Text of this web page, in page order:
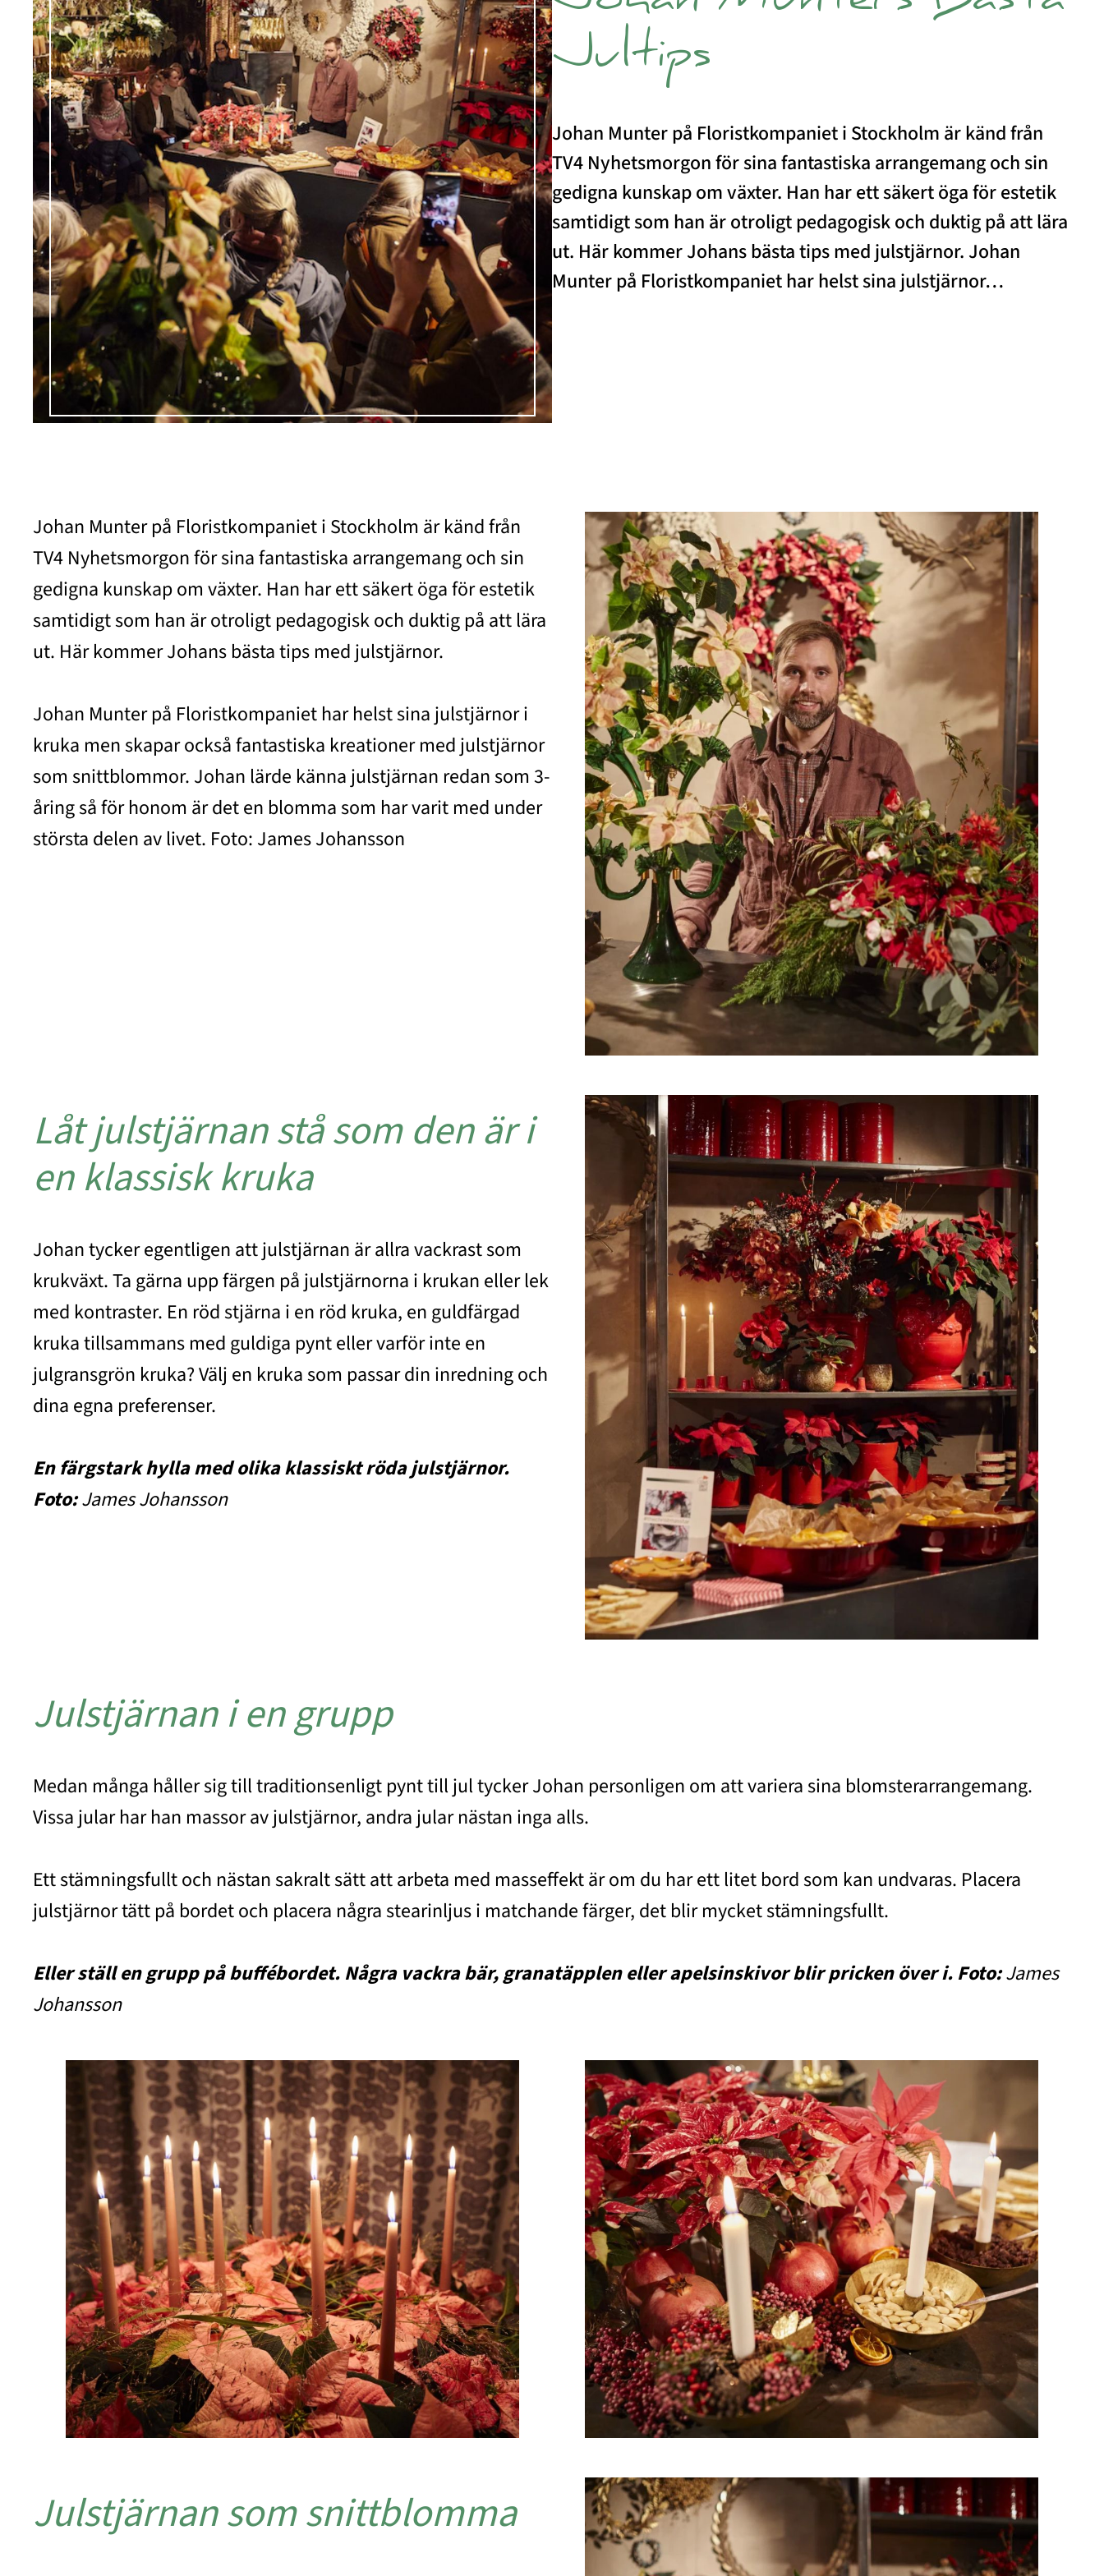
Jultips
Johan Munter på Floristkompaniet i Stockholm är känd från
TV4 Nyhetsmorgon för sina fantastiska arrangemang och sin
gedigna kunskap om växter. Han har ett säkert öga för estetik
samtidigt som han är otroligt pedagogisk och duktig på att lära
ut. Här kommer Johans bästa tips med julstjärnor. Johan
Munter på Floristkompaniet har helst sina julstjärnor…
Johan Munter på Floristkompaniet i Stockholm är känd från
TV4 Nyhetsmorgon för sina fantastiska arrangemang och sin
gedigna kunskap om växter. Han har ett säkert öga för estetik
samtidigt som han är otroligt pedagogisk och duktig på att lära
ut. Här kommer Johans bästa tips med julstjärnor.
Johan Munter på Floristkompaniet har helst sina julstjärnor i
kruka men skapar också fantastiska kreationer med julstjärnor
som snittblommor. Johan lärde känna julstjärnan redan som 3-
åring så för honom är det en blomma som har varit med under
största delen av livet. Foto: James Johansson
Låt julstjärnan stå som den är i
en klassisk kruka
Johan tycker egentligen att julstjärnan är allra vackrast som
krukväxt. Ta gärna upp färgen på julstjärnorna i krukan eller lek
med kontraster. En röd stjärna i en röd kruka, en guldfärgad
kruka tillsammans med guldiga pynt eller varför inte en
julgransgrön kruka? Välj en kruka som passar din inredning och
dina egna preferenser.
En färgstark hylla med olika klassiskt röda julstjärnor.
Foto:James Johansson
Julstjärnan i en grupp
Medan många håller sig till traditionsenligt pynt till jul tycker Johan personligen om att variera sina blomsterarrangemang.
Vissa jular har han massor av julstjärnor, andra jular nästan inga alls.
Ett stämningsfullt och nästan sakralt sätt att arbeta med masseffekt är om du har ett litet bord som kan undvaras. Placera
julstjärnor tätt på bordet och placera några stearinljus i matchande färger, det blir mycket stämningsfullt.
Eller ställ en grupp på buffébordet. Några vackra bär, granatäpplen eller apelsinskivor blir pricken över i. Foto:James
Johansson
Julstjärnan som snittblomma